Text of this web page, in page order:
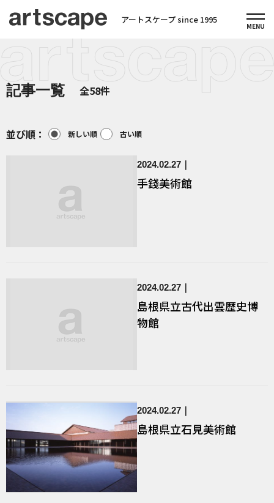
アートスケープ since 1995
記事一覧 全58件
並び順： 新しい順 古い順
2024.02.27
手錢美術館
2024.02.27
島根県立古代出雲歴史博
物館
2024.02.27
島根県立石見美術館